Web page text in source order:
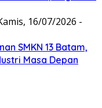
16/07/2026 -
SMKN 13 Batam,
Masa Depan